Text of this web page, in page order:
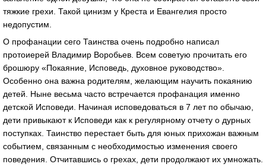
тяжкие грехи. Такой цинизм у Креста и Евангелия просто
недопустим.
О профанации сего Таинства очень подробно написал
протоиерей Владимир Воробьев. Всем советую прочитать его
брошюру «Покаяние, Исповедь, духовное руководство».
Особенно она важна родителям, желающим научить покаянию
детей. Ныне весьма часто встречается профанация именно
детской Исповеди. Начиная исповедоваться в 7 лет по обычаю,
дети привыкают к Исповеди как к регулярному отчету о дурных
поступках. Таинство перестает быть для юных прихожан важным
событием, связанным с необходимостью изменения своего
поведения. Отчитавшись о грехах, дети продолжают их умножать.